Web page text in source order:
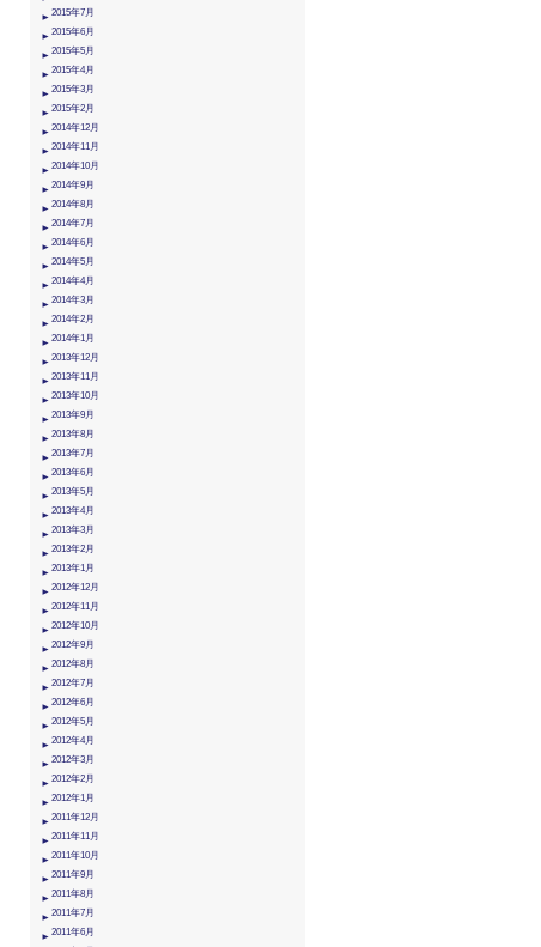
2015年7月
2015年6月
2015年5月
2015年4月
2015年3月
2015年2月
2014年12月
2014年11月
2014年10月
2014年9月
2014年8月
2014年7月
2014年6月
2014年5月
2014年4月
2014年3月
2014年2月
2014年1月
2013年12月
2013年11月
2013年10月
2013年9月
2013年8月
2013年7月
2013年6月
2013年5月
2013年4月
2013年3月
2013年2月
2013年1月
2012年12月
2012年11月
2012年10月
2012年9月
2012年8月
2012年7月
2012年6月
2012年5月
2012年4月
2012年3月
2012年2月
2012年1月
2011年12月
2011年11月
2011年10月
2011年9月
2011年8月
2011年7月
2011年6月